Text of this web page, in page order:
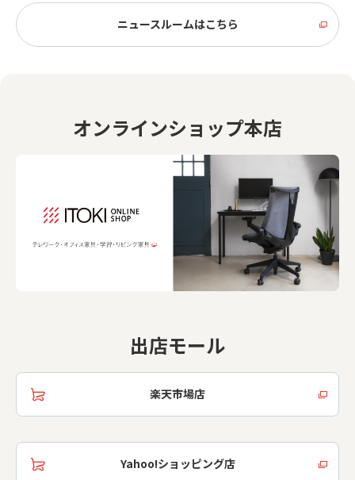
ニュースルームはこちら
オンラインショップ本店
出店モール
楽天市場店
Yahoo!ショッピング店